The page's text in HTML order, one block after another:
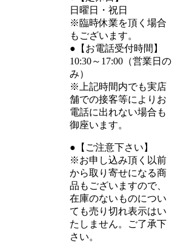
日曜日・祝日
※臨時休業を頂く場合
もございます。
●【お電話受付時間】
10:30～17:00（営業日の
み）
※上記時間内でも実店
舗での接客等によりお
電話に出れない場合も
御座います。
●【ご注意下さい】
※お申し込み頂く以前
から取り寄せになる商
品もございますので、
在庫のないものについ
ても売り切れ表示はい
たしません。ご了承下
さい。